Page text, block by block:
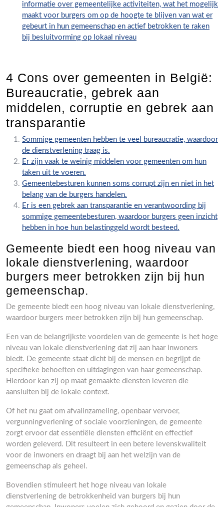
informatie over gemeentelijke activiteiten, wat het mogelijk
maakt voor burgers om op de hoogte te blijven van wat er
gebeurt in hun gemeenschap en actief betrokken te raken
bij besluitvorming op lokaal niveau
4 Cons over gemeenten in België:
Bureaucratie, gebrek aan
middelen, corruptie en gebrek aan
transparantie
Sommige gemeenten hebben te veel bureaucratie, waardoor
de dienstverlening traag is.
Er zijn vaak te weinig middelen voor gemeenten om hun
taken uit te voeren.
Gemeentebesturen kunnen soms corrupt zijn en niet in het
belang van de burgers handelen.
Er is een gebrek aan transparantie en verantwoording bij
sommige gemeentebesturen, waardoor burgers geen inzicht
hebben in hoe hun belastinggeld wordt besteed.
Gemeente biedt een hoog niveau van
lokale dienstverlening, waardoor
burgers meer betrokken zijn bij hun
gemeenschap.
De gemeente biedt een hoog niveau van lokale dienstverlening,
waardoor burgers meer betrokken zijn bij hun gemeenschap.
Een van de belangrijkste voordelen van de gemeente is het hoge
niveau van lokale dienstverlening dat zij aan haar inwoners
biedt. De gemeente staat dicht bij de mensen en begrijpt de
specifieke behoeften en uitdagingen van haar gemeenschap.
Hierdoor kan zij op maat gemaakte diensten leveren die
aansluiten bij de lokale context.
Of het nu gaat om afvalinzameling, openbaar vervoer,
vergunningverlening of sociale voorzieningen, de gemeente
zorgt ervoor dat essentiële diensten efficiënt en effectief
worden geleverd. Dit resulteert in een betere levenskwaliteit
voor de inwoners en draagt bij aan het welzijn van de
gemeenschap als geheel.
Bovendien stimuleert het hoge niveau van lokale
dienstverlening de betrokkenheid van burgers bij hun